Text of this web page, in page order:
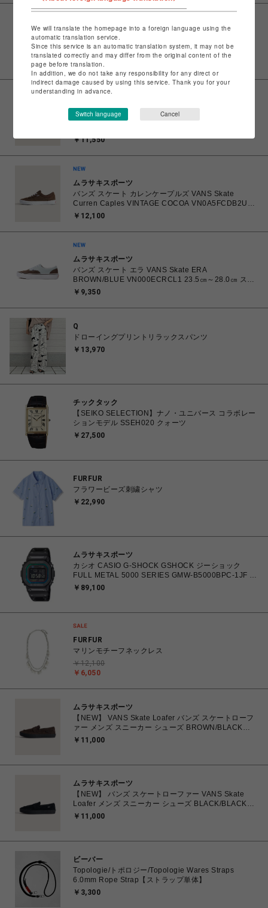
バンズ VANS SKATE Old Skool BLACK/GUM
VN0A5FCBB9M スケート スケートオールドスクール
23.5㎝～28.0㎝ スニーカー メンズ レディース シュー
ズ 0194905588708 【送料無料 北海道/沖縄/離島を除
く】
￥11,000
ムラサキスポーツ
バンズ スケート ハーフキャブ VANS SKATE HALF
26.0㎝～28.0㎝ スニーカー メンズ シューズ
く】
￥11,550
ムラサキスポーツ
バンズ スケート カレンケープルズ VANS Skate
Curren Caples VINTAGE COCOA VN0A5FCDB2U
26.0㎝～28.0㎝ スニーカー メンズ シューズ
く】
￥12,100
ムラサキスポーツ
バンズ スケート エラ VANS Skate ERA
BROWN/BLUE VN000ECRCL1 23.5㎝～28.0㎝ スニ
ーカー メンズ レディース シューズ 0198266445786
￥9,350
Q
ドローイングプリントリラックスパンツ
￥13,970
チックタック
【SEIKO SELECTION】ナノ・ユニバース コラボレー
ションモデル SSEH020 クォーツ
￥27,500
FURFUR
フラワービーズ刺繍シャツ
￥22,990
ムラサキスポーツ
カシオ CASIO G-SHOCK GSHOCK ジーショック
FULL METAL 5000 SERIES GMW-B5000BPC-1JF 防
水 耐衝撃構造 タフソーラー（ソーラー充電） 電波時
く】
￥89,100
FURFUR
マリンモチーフネックレス
￥6,050
￥12,100
ムラサキスポーツ
【NEW】 VANS Skate Loafer バンズ スケートローフ
ァー メンズ スニーカー シューズ BROWN/BLACK
26.0cm～28.0cm VN000VA6Y49 0198266309224
￥11,000
ムラサキスポーツ
【NEW】 バンズ スケートローファー VANS Skate
Loafer メンズ スニーカー シューズ BLACK/BLACK
25.0cm～29.0cm VN000VA6BKA 0198266309118
￥11,000
ビーバー
Topologie/トポロジー/Topologie Wares Straps
6.0mm Rope Strap【ストラップ単体】
￥3,300
We will translate the homepage into a foreign language using the
automatic translation service.
Since this service is an automatic translation system, it may not be
translated correctly and may differ from the original content of the
page before translation.
In addition, we do not take any responsibility for any direct or
indirect damage caused by using this service. Thank you for your
understanding in advance.
Switch language Cancel